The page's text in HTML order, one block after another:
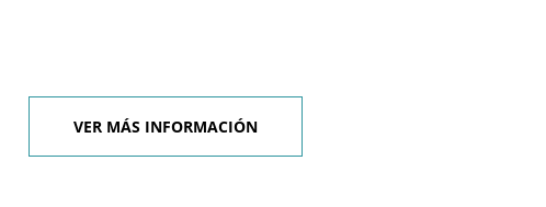
VER MÁS INFORMACIÓN